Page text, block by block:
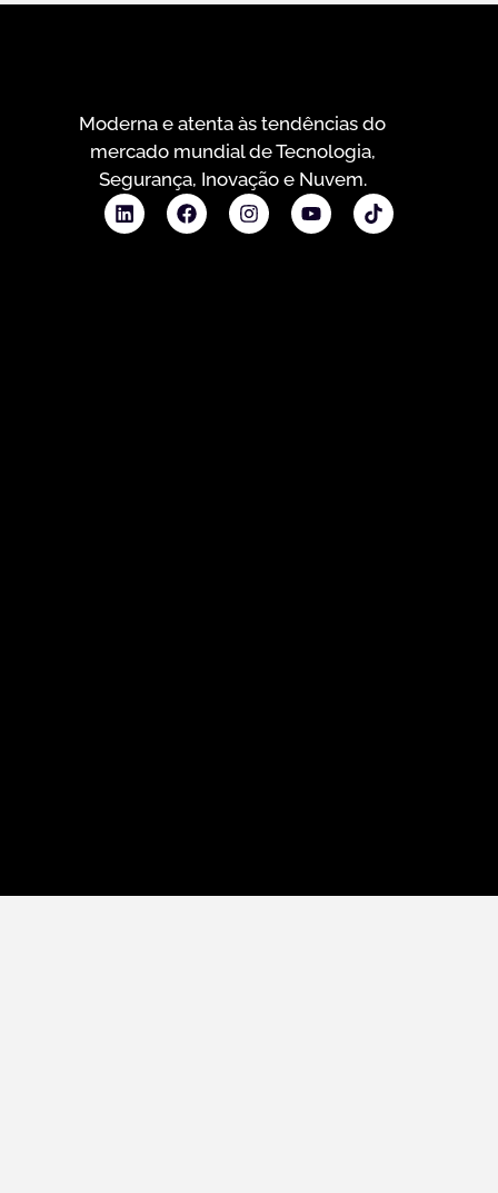
Moderna e atenta às tendências do
mercado mundial de Tecnologia,
Segurança, Inovação e Nuvem.